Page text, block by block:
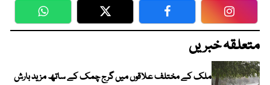
WhatsApp Twitter Facebook
متعلقہ خبریں
ملک کے مختلف علاقوں میں گرج چمک کے ساتھ مزید بارش